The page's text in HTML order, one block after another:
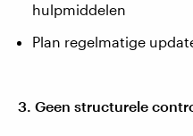
hulpmiddelen
Plan regelmatige
3. Geen structurele